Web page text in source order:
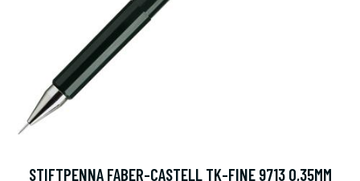
STIFTPENNA FABER-CASTELL TK-FINE 9713 0,35MM